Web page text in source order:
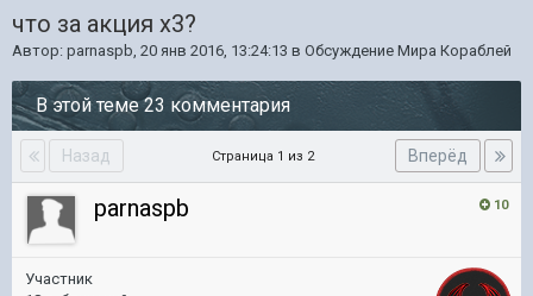
что за акция х3?
Автор: parnaspb, 20 янв 2016, 13:24:13 в Обсуждение Мира Кораблей
В этой теме 23 комментария
Назад Вперёд
Страница 1 из 2
10
parnaspb
Участник